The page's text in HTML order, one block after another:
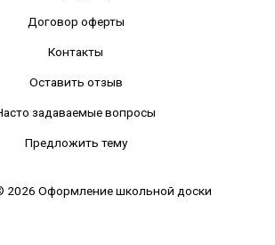
Договор оферты
Контакты
Оставить отзыв
задаваемые вопросы
Предложить тему
2026 Оформление школьной доски